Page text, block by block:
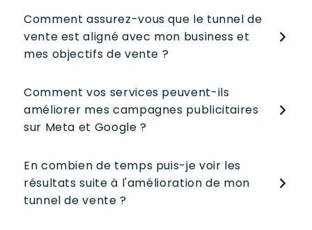
Comment assurez-vous que le tunnel de
vente est aligné avec mon business et
mes objectifs de vente ?
Comment vos services peuvent-ils
améliorer mes campagnes publicitaires
sur Meta et Google ?
En combien de temps puis-je voir les
résultats suite à l'amélioration de mon
tunnel de vente ?